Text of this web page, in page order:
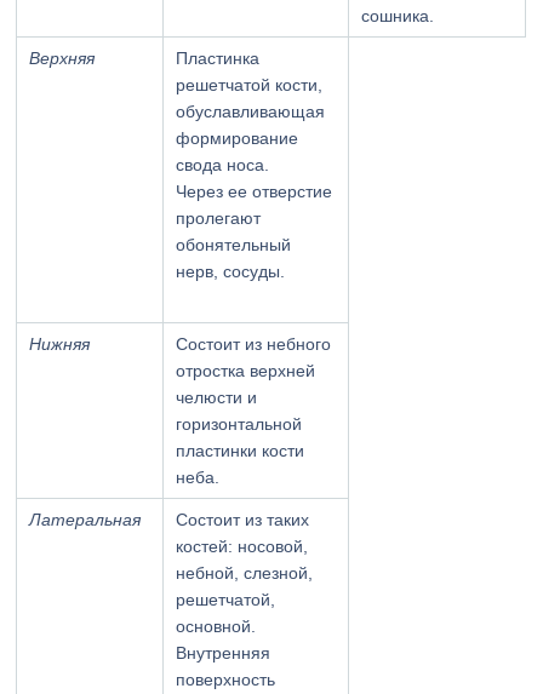
сошника.
Верхняя
Пластинка
решетчатой кости,
обуславливающая
формирование
свода носа.
Через ее отверстие
пролегают
обонятельный
нерв, сосуды.
Нижняя
Состоит из небного
отростка верхней
челюсти и
горизонтальной
пластинки кости
неба.
Латеральная
Состоит из таких
костей: носовой,
небной, слезной,
решетчатой,
основной.
Внутренняя
поверхность